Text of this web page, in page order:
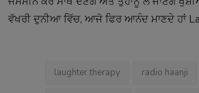
ਵੱਖਰੀ ਦੁਨੀਆ ਵਿੱਚ, ਆਜੋ ਫਿਰ ਆਨੰਦ ਮਾਣਦੇ ਹਾਂ
laughter therapy radio haanji